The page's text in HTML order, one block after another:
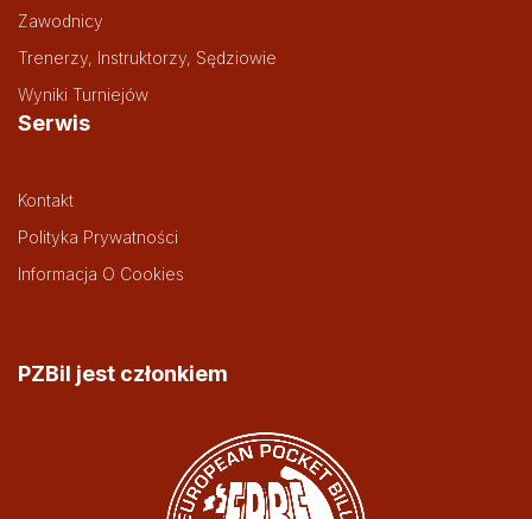
Zawodnicy
Trenerzy, Instruktorzy, Sędziowie
Wyniki Turniejów
Serwis
Kontakt
Polityka Prywatności
Informacja O Cookies
PZBil jest członkiem